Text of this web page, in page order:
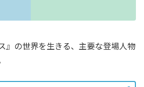
』の世界を生きる、主要な登場人物